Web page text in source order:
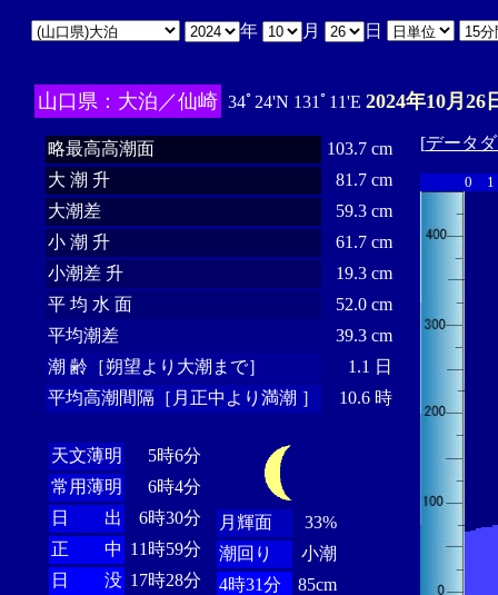
年 月 日
山口県：大泊／仙崎 34ﾟ24'N 131ﾟ11'E 2024年10月26
略最高高潮面
103.7 cm
大 潮 升
81.7 cm
大潮差
59.3 cm
小 潮 升
61.7 cm
小潮差 升
19.3 cm
平 均 水 面
52.0 cm
平均潮差
39.3 cm
潮 齢［朔望より大潮まで］
1.1 日
平均高潮間隔［月正中より満潮 ］
10.6 時
天文薄明
5時6分
常用薄明
6時4分
日 出
6時30分
正 中 11時59分
日 没 17時28分
月輝面
33%
潮回り
小潮
4時31分
85cm
[データ
0 1